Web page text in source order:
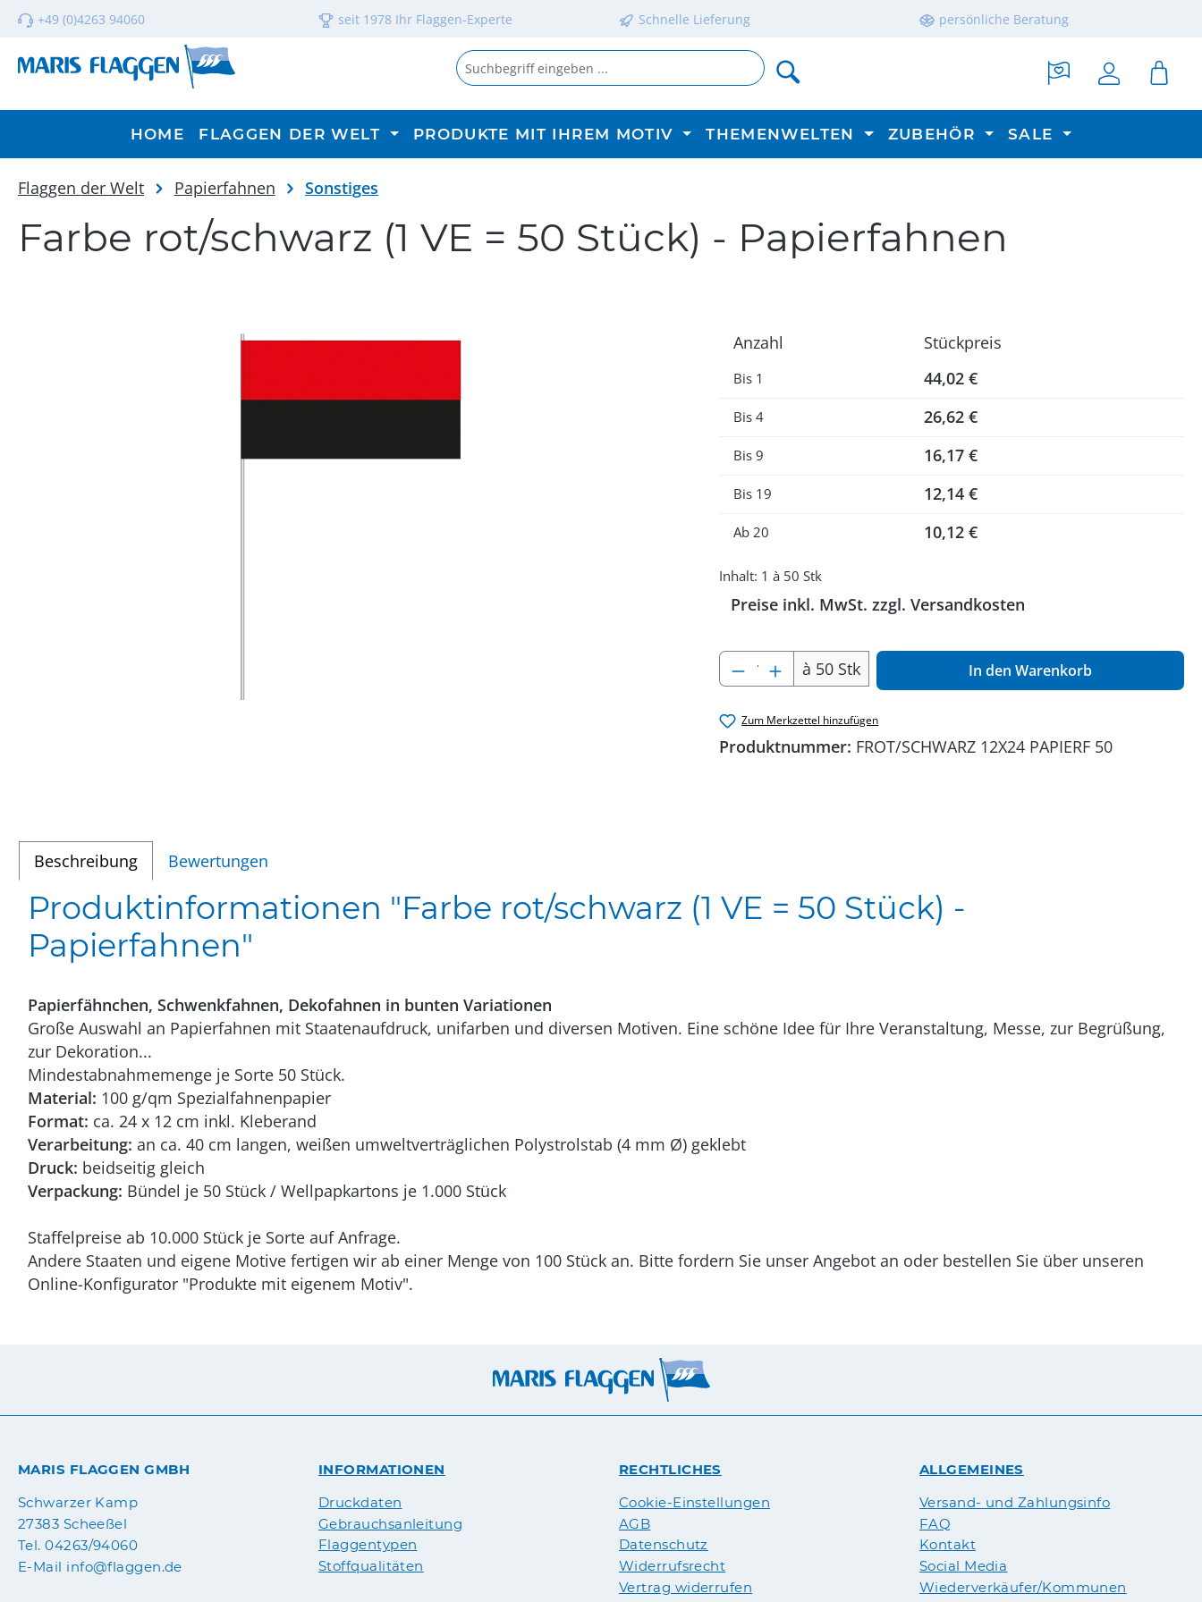
Hauptinhalt springen
Zur Suche springen
Zur Hauptnavigation springen
+49 (0)4263 94060 seit 1978 Ihr Flaggen-Experte Schnelle Lieferung persönliche Beratung
HOME FLAGGEN DER WELT PRODUKTE MIT IHREM MOTIV THEMENWELTEN ZUBEHÖR SALE
Flaggen der Welt Papierfahnen Sonstiges
Farbe rot/schwarz (1 VE = 50 Stück) - Papierfahnen
Anzahl Stückpreis
Bis 1 44,02 €
Bis4 26,62 €
Bis9 16,17 €
Bis 19 12,14 €
Ab20 10,12 €
Inhalt: 1 à 50 Stk
Preise inkl. MwSt. zzgl. Versandkosten
Produkt Anzahl: Gib den gewünschten Wert
à 50 Stk In den Warenkorb
Zum Merkzettel hinzufügen
Produktnummer: FROT/SCHWARZ 12X24 PAPIERF 50
Beschreibung Bewertungen
Produktinformationen "Farbe rot/schwarz (1 VE = 50 Stück) -
Papierfahnen"
Papierfähnchen, Schwenkfahnen, Dekofahnen in bunten Variationen
Große Auswahl an Papierfahnen mit Staatenaufdruck, unifarben und diversen Motiven. Eine schöne Idee für Ihre Veranstaltung, Messe, zur Begrüßung,
zur Dekoration...
Mindestabnahmemenge je Sorte 50 Stück.
Material: 100 g/qm Spezialfahnenpapier
Format: ca. 24 x 12 cm inkl. Kleberand
Verarbeitung: an ca. 40 cm langen, weißen umweltverträglichen Polystrolstab (4 mm Ø) geklebt
Druck: beidseitig gleich
Verpackung: Bündel je 50 Stück / Wellpapkartons je 1.000 Stück
Staffelpreise ab 10.000 Stück je Sorte auf Anfrage.
Andere Staaten und eigene Motive fertigen wir ab einer Menge von 100 Stück an. Bitte fordern Sie unser Angebot an oder bestellen Sie über unseren
Online-Konfigurator "Produkte mit eigenem Motiv".
MARIS FLAGGEN GMBH
Schwarzer Kamp
27383 Scheeßel
Tel. 04263/94060
E-Mail info@flaggen.de
INFORMATIONEN
Druckdaten
Gebrauchsanleitung
Flaggentypen
Stoffqualitäten
RECHTLICHES
Cookie-Einstellungen
AGB
Datenschutz
Widerrufsrecht
Vertrag widerrufen
ALLGEMEINES
Versand- und Zahlungsinfo
FAQ
Kontakt
Social Media
Wiederverkäufer/Kommunen